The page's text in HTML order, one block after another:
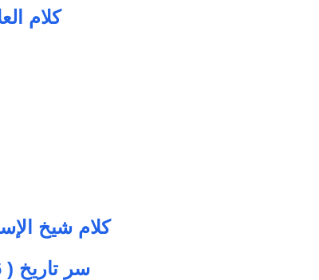
كلام
كلام شيخ
سر تاريخ ( 1406 هـ) وعلاقته بمقولة:مرجئة العصر